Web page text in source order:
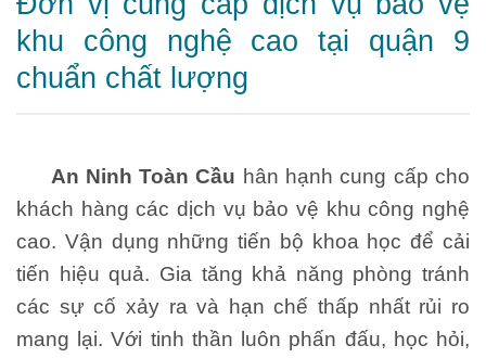
khu công nghệ cao tại quận 9
chuẩn chất lượng
An Ninh Toàn Cầu hân hạnh cung cấp cho
khách hàng các dịch vụ bảo vệ khu công nghệ
cao. Vận dụng những tiến bộ khoa học để cải
tiến hiệu quả. Gia tăng khả năng phòng tránh
các sự cố xảy ra và hạn chế thấp nhất rủi ro
mang lại. Với tinh thần luôn phấn đấu, học hỏi,